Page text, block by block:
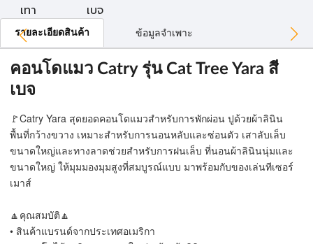
เทา เบจ
รายละเอียดสินค้า ข้อมูลจำเพาะ
คอนโดแมว Catry รุ่น Cat Tree Yara สี
เบจ
🚩Catry Yara สุดยอดคอนโดแมวสำหรับการพักผ่อน ปูด้วยผ้าลินิน
พื้นที่กว้างขวาง เหมาะสำหรับการนอนหลับและซ่อนตัว เสาลับเล็บ
ขนาดใหญ่และทางลาดช่วยสำหรับการฝนเล็บ ที่นอนผ้าลินินนุ่มและ
ขนาดใหญ่ ให้มุมมองมุมสูงที่สมบูรณ์แบบ มาพร้อมกับของเล่นทีเซอร์
เมาส์
🔼คุณสมบัติ🔼
• สินค้าแบรนด์จากประเทศอเมริกา